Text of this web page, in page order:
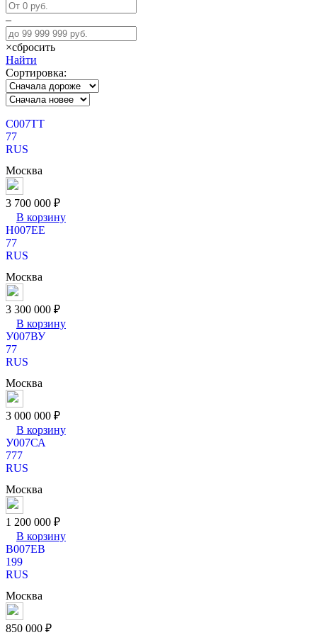
–
×сбросить
Найти
Сортировка:
С007ТТ
77
RUS
Москва
3 700 000 ₽
В корзину
Н007ЕЕ
77
RUS
Москва
3 300 000 ₽
В корзину
У007ВУ
77
RUS
Москва
3 000 000 ₽
В корзину
У007СА
777
RUS
Москва
1 200 000 ₽
В корзину
В007ЕВ
199
RUS
Москва
850 000 ₽